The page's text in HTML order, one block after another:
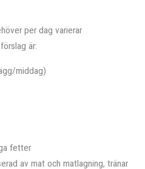
per dag varierar
är:
middag)
fetter
av mat och matlagning, tränar